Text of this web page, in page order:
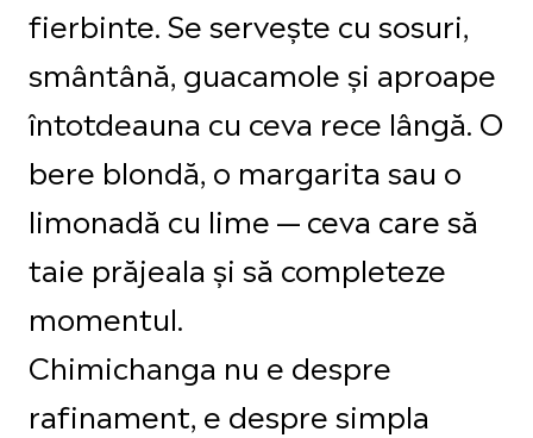
fierbinte. Se servește cu sosuri,
smântână, guacamole și aproape
întotdeauna cu ceva rece lângă. O
bere blondă, o margarita sau o
limonadă cu lime — ceva care să
taie prăjeala și să completeze
momentul.
Chimichanga nu e despre
rafinament, e despre simpla